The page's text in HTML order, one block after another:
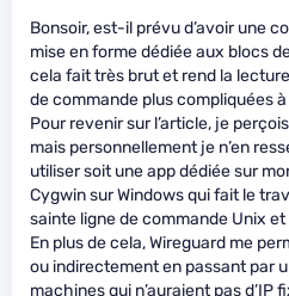
Bonsoir, est-il prévu d’avoir une
mise en forme dédiée aux blocs
cela fait très brut et rend la
de commande plus compliquées
Pour revenir sur l’article, je
mais personnellement je n’en
utiliser soit une app dédiée sur
Cygwin sur Windows qui fait le
sainte ligne de commande Unix et
En plus de cela, Wireguard me
ou indirectement en passant par
machines qui n’auraient pas d’IP